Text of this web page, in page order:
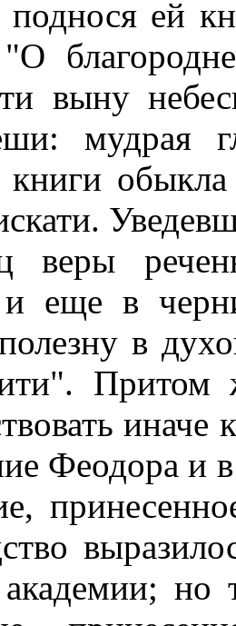
ей
выну
мудрая
книги
веры
и еще в
в
Феодора и
но